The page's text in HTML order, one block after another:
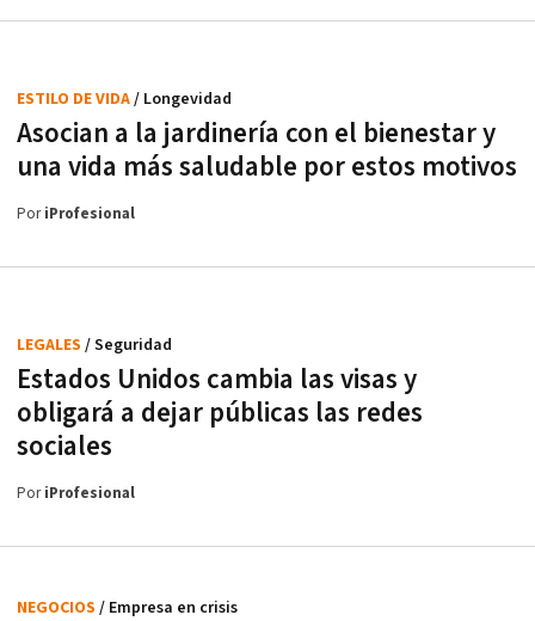
Asocian a la jardinería con el bienestar y
una vida más saludable por estos motivos
ESTILO DE VIDA/ Longevidad
PoriProfesional
Estados Unidos cambia las visas y
obligará a dejar públicas las redes
sociales
LEGALES / Seguridad
PoriProfesional
NEGOCIOS / Empresa en crisis